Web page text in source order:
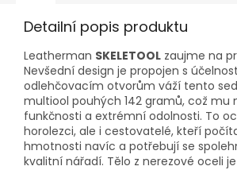
Detailní popis produktu
Leatherman SKELETOOL zaujme na
Nevšední design je propojen s
odlehčovacím otvorům váží tento
multiool pouhých 142 gramů, což mu
funkčnosti a extrémní odolnosti. To
horolezci, ale i cestovatelé, kteří
hmotnosti navíc a potřebují se
kvalitní nářadí. Tělo z nerezové oceli